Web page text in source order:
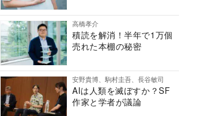
高橋孝介
積読を解消！半年で1万個
売れた本棚の秘密
安野貴博、駒村圭吾、長谷敏司
AIは人類を滅ぼすか？SF
作家と学者が議論